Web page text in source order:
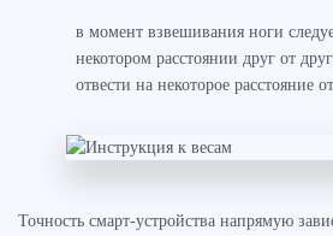
в момент взвешивания ноги
некотором расстоянии друг от
отвести на некоторое расстояние
Точность смарт-устройства напрямую